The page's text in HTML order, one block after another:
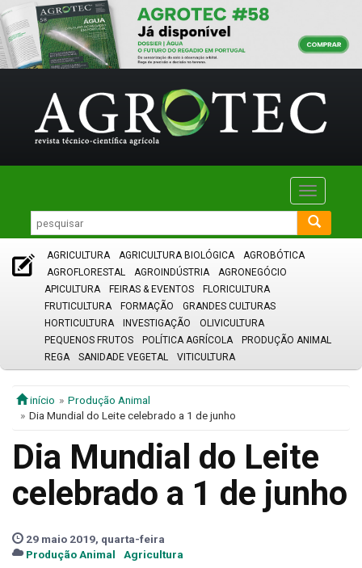
Toggle
AGRICULTURA AGRICULTURA BIOLÓGICA
AGROBÓTICA
AGROFLORESTAL
AGROINDÚSTRIA
AGRONEGÓCIO
APICULTURA
FEIRAS & EVENTOS
FLORICULTURA
FRUTICULTURA
FORMAÇÃO
GRANDES CULTURAS
HORTICULTURA
INVESTIGAÇÃO
OLIVICULTURA
PEQUENOS FRUTOS
POLÍTICA AGRÍCOLA
PRODUÇÃO ANIMAL
REGA
SANIDADE VEGETAL VITICULTURA
início
Produção Animal
Dia Mundial do Leite celebrado a 1 de junho
Dia Mundial do Leite
celebrado a 1 de junho
29 maio 2019, quarta-feira
Produção Animal
Agricultura